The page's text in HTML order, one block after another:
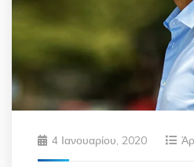
4 Ιανουαρίου, 2020